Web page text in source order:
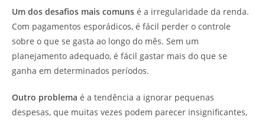
Um dos desafios mais comuns é a irregularidade da renda.
Com pagamentos esporádicos, é fácil perder o controle
sobre o que se gasta ao longo do mês. Sem um
planejamento adequado, é fácil gastar mais do que se
ganha em determinados períodos.
Outro problema é a tendência a ignorar pequenas
despesas, que muitas vezes podem parecer insignificantes,